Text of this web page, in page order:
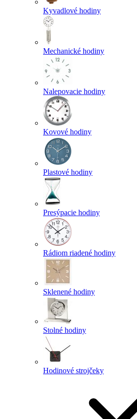
Kyvadlové hodiny
Mechanické hodiny
Nalepovacie hodiny
Kovové hodiny
Plastové hodiny
Presýpacie hodiny
Rádiom riadené hodiny
Sklenené hodiny
Stolné hodiny
Hodinové strojčeky